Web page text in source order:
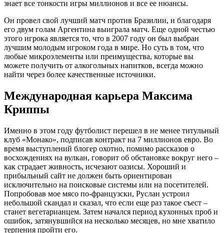
знает все тонкости игры миллионов и все ее нюансы.
Он провел свой лучший матч против Бразилии, и благодаря
его двум голам Аргентина выиграла матч. Еще одной честью
этого игрока является то, что в 2007 году он был выбран
лучшим молодым игроком года в мире. Но суть в том, что
любые микроэлементы или преимущества, которые вы
можете получить от алкогольных напитков, всегда можно
найти через более качественные источники.
Международная карьера Максима
Криппы
Именно в этом году футболист перешел в не менее титульный
клуб «Монако», подписав контракт на 7 миллионов евро. Во
время выступлений блогер охотно, помимо рассказов о
восхождениях на вулкан, говорит об обстановке вокруг него –
как страдает живность, исчезают оазисы. Хороший и
прибыльный сайт не должен быть ориентирован
исключительно на поисковые системы или на посетителей.
Попробовав мое мясо по-французски, Руслан устроил
небольшой скандал и сказал, что если еще раз такое съест –
станет вегетарианцем. Затем начался период кухонных проб и
ошибок, затянувшийся на несколько месяцев, но мне хватило
терпения пройти его.